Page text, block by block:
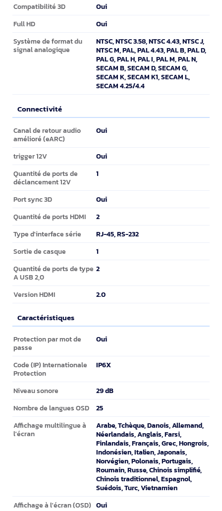
Compatibilité 3D Oui
Full HD Oui
Système de format du
signal analogique
NTSC, NTSC 3.58, NTSC 4.43, NTSC J,
NTSC M, PAL, PAL 4.43, PAL B, PAL D,
PAL G, PAL H, PAL I, PAL M, PAL N,
SECAM B, SECAM D, SECAM G,
SECAM K, SECAM K1, SECAM L,
SECAM 4.25/4.4
Connectivité
Connectivité
Canal de retour audio
amélioré (eARC)
Oui
trigger 12V Oui
Quantité de ports de
déclancement 12V
1
Port sync 3D Oui
Quantité de ports HDMI 2
Type d'interface série RJ-45, RS-232
Sortie de casque 1
Quantité de ports de type
A USB 2,0
2
Version HDMI 2.0
Caractéristiques
Caractéristiques
Protection par mot de
passe
Oui
Code (IP) Internationale
Protection
IP6X
Niveau sonore 29 dB
Nombre de langues OSD 25
Affichage multilingue à
l'écran
Arabe, Tchèque, Danois, Allemand,
Néerlandais, Anglais, Farsi,
Finlandais, Français, Grec, Hongrois,
Indonésien, Italien, Japonais,
Norvégien, Polonais, Portugais,
Roumain, Russe, Chinois simplifié,
Chinois traditionnel, Espagnol,
Suédois, Turc, Vietnamien
Affichage à l'écran (OSD) Oui